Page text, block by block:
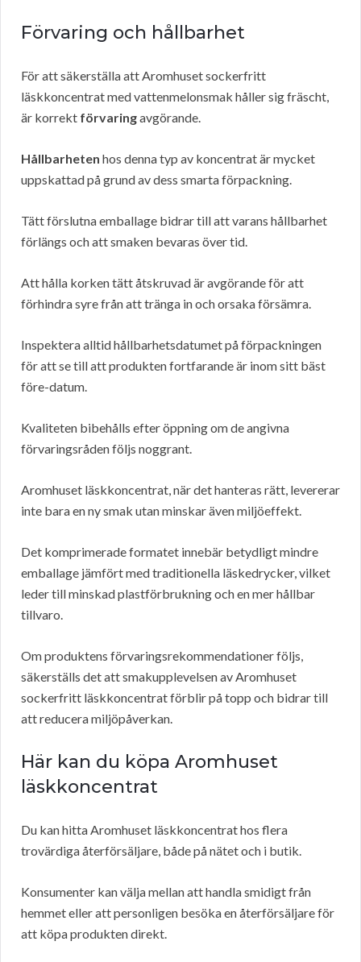
Förvaring och hållbarhet
För att säkerställa att Aromhuset sockerfritt
läskkoncentrat med vattenmelonsmak håller sig fräscht,
är korrekt förvaringavgörande.
Hållbarheten hos denna typ av koncentrat är mycket
uppskattad på grund av dess smarta förpackning.
Tätt förslutna emballage bidrar till att varans hållbarhet
förlängs och att smaken bevaras över tid.
Att hålla korken tätt åtskruvad är avgörande för att
förhindra syre från att tränga in och orsaka försämra.
Inspektera alltid hållbarhetsdatumet på förpackningen
för att se till att produkten fortfarande är inom sitt bäst
före-datum.
Kvaliteten bibehålls efter öppning om de angivna
förvaringsråden följs noggrant.
Aromhuset läskkoncentrat, när det hanteras rätt, levererar
inte bara en ny smak utan minskar även miljöeffekt.
Det komprimerade formatet innebär betydligt mindre
emballage jämfört med traditionella läskedrycker, vilket
leder till minskad plastförbrukning och en mer hållbar
tillvaro.
Om produktens förvaringsrekommendationer följs,
säkerställs det att smakupplevelsen av Aromhuset
sockerfritt läskkoncentrat förblir på topp och bidrar till
att reducera miljöpåverkan.
Här kan du köpa Aromhuset
läskkoncentrat
Du kan hitta Aromhuset läskkoncentrat hos flera
trovärdiga återförsäljare, både på nätet och i butik.
Konsumenter kan välja mellan att handla smidigt från
hemmet eller att personligen besöka en återförsäljare för
att köpa produkten direkt.